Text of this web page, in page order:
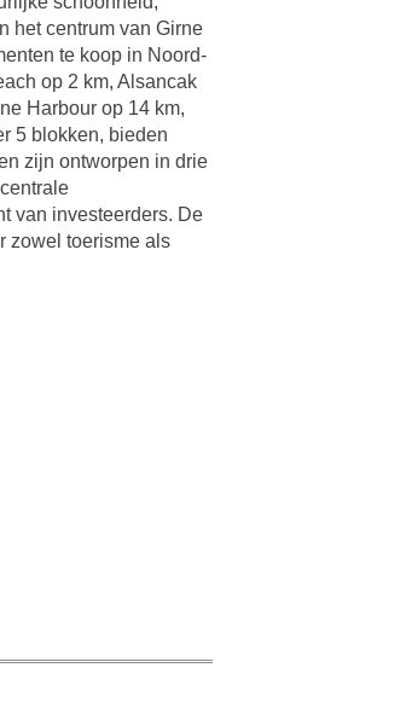
het centrum van Girne
te koop in Noord-
op 2 km, Alsancak
Harbour op 14 km,
5 blokken, bieden
zijn ontworpen in drie
van investeerders. De
zowel toerisme als